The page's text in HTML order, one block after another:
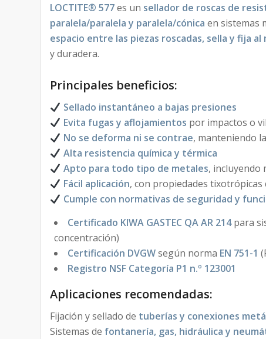
LOCTITE® 577es un sellador de roscas de
paralela/paralela y paralela/cónica en sistemas
espacio entre las piezas roscadas, sella y fija al
y duradera.
Principales beneficios:
Sellado instantáneo a bajas presiones
Evita fugas y aflojamientos por impactos o
No se deforma ni se contrae, manteniendo
Alta resistencia química y térmica
Apto para todo tipo de metales, incluyendo
Fácil aplicación, con propiedades
Cumple con normativas de seguridad y
Certificado KIWA GASTEC QA AR 214para
concentración)
Certificación DVGWsegún norma EN 751-1
Registro NSF Categoría P1 n.º 123001
Aplicaciones recomendadas:
Fijación y sellado de tuberías y conexiones
Sistemas de fontanería, gas, hidráulica y